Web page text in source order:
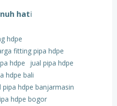
hati
hdpe
fitting pipa hdpe
hdpe
jual pipa hdpe
hdpe bali
pipa hdpe banjarmasin
hdpe bogor